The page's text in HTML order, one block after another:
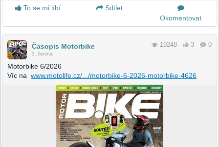
To se mi líbí
Sdílet
Okomentovat
Časopis Motorbike
3. června
19248 3 0
Motorbike 6/2026
Víc na www.motolife.cz/.../motorbike-6-2026-motorbike-4626